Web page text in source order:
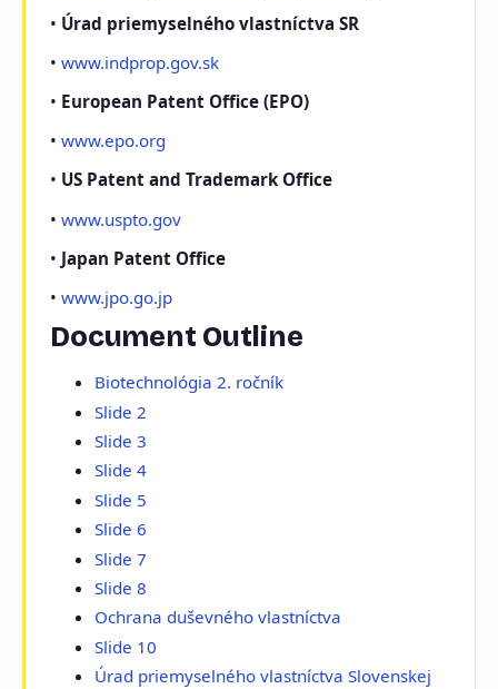
• Úrad priemyselného vlastníctva SR
•www.indprop.gov.sk
• European Patent Office (EPO)
•www.epo.org
• US Patent and Trademark Office
•www.uspto.gov
• Japan Patent Office
•www.jpo.go.jp
Document Outline
Biotechnológia 2. ročník
Slide 2
Slide 3
Slide 4
Slide 5
Slide 6
Slide 7
Slide 8
Ochrana duševného vlastníctva
Slide 10
Úrad priemyselného vlastníctva Slovenskej